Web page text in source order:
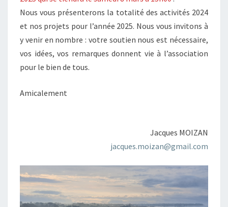
Nous vous présenterons la totalité des activités 2024
et nos projets pour l’année 2025. Nous vous invitons à
y venir en nombre : votre soutien nous est nécessaire,
vos idées, vos remarques donnent vie à l’association
pour le bien de tous.
Amicalement
Jacques MOIZAN
jacques.moizan@gmail.com